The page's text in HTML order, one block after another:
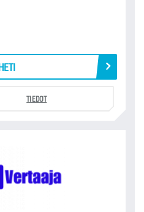
TIEDOT